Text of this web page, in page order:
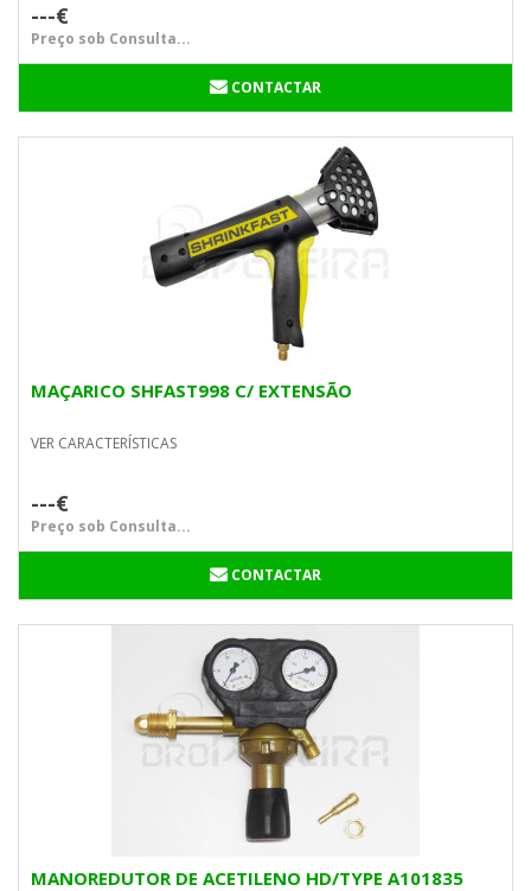
---€
Preço sob Consulta...
CONTACTAR
MAÇARICO SHFAST998 C/ EXTENSÃO
VER CARACTERÍSTICAS
---€
Preço sob Consulta...
CONTACTAR
MANOREDUTOR DE ACETILENO HD/TYPE A101835